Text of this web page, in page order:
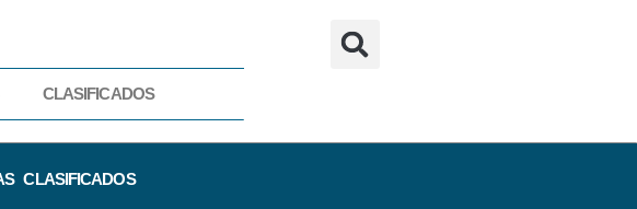
CLASIFICADOS
CLASIFICADOS